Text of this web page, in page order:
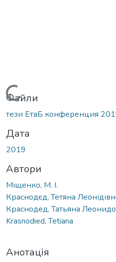
Вантажиться...
Файли
тези ЕтаБ конференция
Дата
2019
Автори
Міщенко, М. І.
Краснодєд, Тетяна
Краснодед, Татьяна
Krasnodied, Tetiana
Анотація